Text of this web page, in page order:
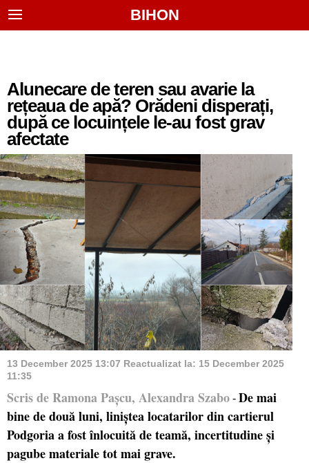
BIHON
Alunecare de teren sau avarie la
rețeaua de apă? Orădeni disperați,
după ce locuințele le-au fost grav
afectate
13 December 2025 13:07 Reactualizat la: 15 December 2025
11:35
Scris de Ramona Pașcu, Alexandra Szabo - De mai
bine de două luni, liniștea locatarilor din cartierul
Podgoria a fost înlocuită de teamă, incertitudine și
pagube materiale tot mai grave.